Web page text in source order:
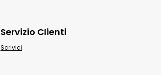
Servizio Clienti
Scrivici